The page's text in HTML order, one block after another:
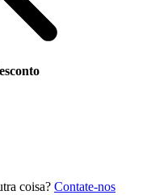
coisa? Contate-nos